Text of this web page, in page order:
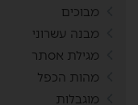
מבוכים
מבנה עשרוני
מגילת אסתר
מהות הכפל
מוגבלות